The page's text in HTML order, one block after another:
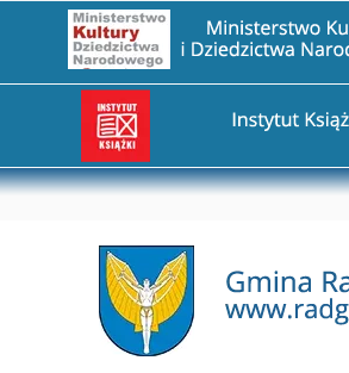
Przejdź na stronę Ministerstwo
Przejdź na stronę Instytut Książki